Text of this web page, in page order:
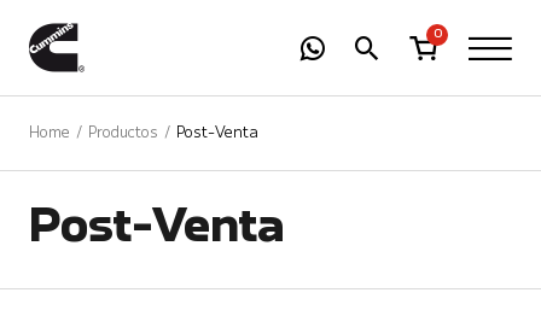
0
Home Productos Post-Venta
Post-Venta